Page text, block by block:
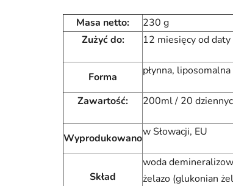
Masa netto:
230 g
Zużyć do:
12 miesięcy od
Forma płynna,
Zawartość: 200ml / 20
Wyprodukowanow Słowacji, EU
Skład
woda
żelazo (glukonian